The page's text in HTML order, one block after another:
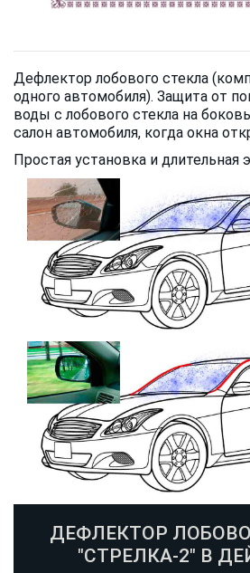
Дефлектор лобового стекла
одного автомобиля). Защита от
воды с лобового стекла на
салон автомобиля, когда окна
Простая установка и длительная
ДЕФЛЕКТОР
"СТРЕЛКА-2" В